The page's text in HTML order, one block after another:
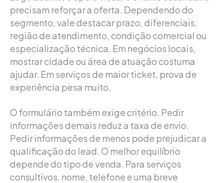
precisam reforçar a oferta. Dependendo do
segmento, vale destacar prazo, diferenciais,
região de atendimento, condição comercial ou
especialização técnica. Em negócios locais,
mostrar cidade ou área de atuação costuma
ajudar. Em serviços de maior ticket, prova de
experiência pesa muito.
O formulário também exige critério. Pedir
informações demais reduz a taxa de envio.
Pedir informações de menos pode prejudicar a
qualificação do lead. O melhor equilíbrio
depende do tipo de venda. Para serviços
consultivos, nome, telefone e uma breve